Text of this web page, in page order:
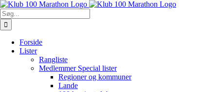
Skip
to
content
Søg
efter:
Forside
Lister
Rangliste
Medlemmer Special lister
Regioner og kommuner
Lande